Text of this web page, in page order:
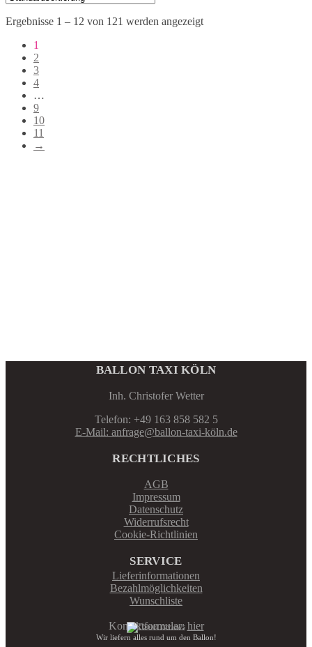
Ergebnisse 1 – 12 von 121 werden angezeigt
1
2
3
4
…
9
10
11
→
BALLON TAXI KÖLN
Inh. Christofer Wetter
Telefon: +49 163 858 582 5
E-Mail: anfrage@ballon-taxi-köln.de
RECHTLICHES
AGB
Impressum
Datenschutz
Widerrufsrecht
Cookie-Richtlinien
SERVICE
Lieferinformationen
Bezahlmöglichkeiten
Wunschliste
Kontaktformular:hier
Wir liefern alles rund um den Ballon!